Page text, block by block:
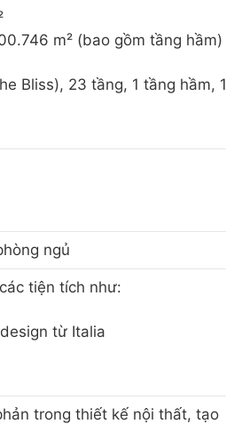
m² (bao gồm tầng hầm)
Bliss), 23 tầng, 1 tầng hầm, 1
ngủ
tiện tích như:
từ Italia
trong thiết kế nội thất, tạo